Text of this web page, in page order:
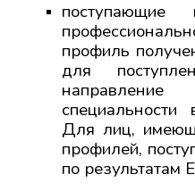
профиль
для
Для лиц,
профилей,
по результатам